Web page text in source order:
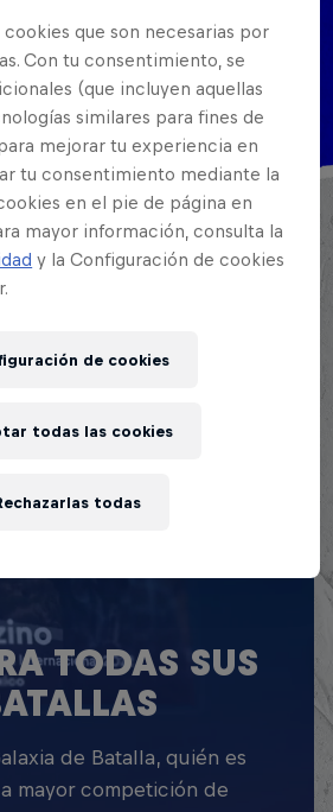
a la Final Nacional de
llegar a la final de la Regional
TODAS SUS
de Batalla, quién es
mayor competición de
que son necesarias por
Con tu consentimiento, se
(que incluyen aquellas
similares para fines de
mejorar tu experiencia en
tu consentimiento mediante la
en el pie de página en
mayor información, consulta la
y la Configuración de cookies
de cookies
todas
todas las cookies